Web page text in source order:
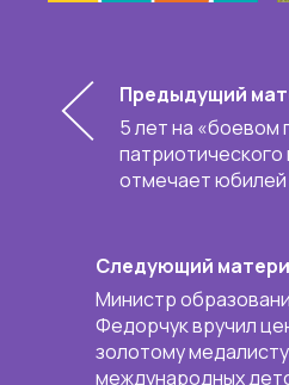
Предыдущий
5 лет на «боевом
патриотического
отмечает юбилей
Следующий
Министр
Федорчук вручил
золотому медалисту
международных